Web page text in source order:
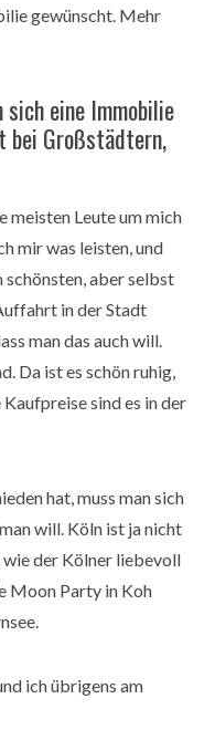
gewünscht. Mehr
sich eine Immobilie
bei Großstädtern,
meisten Leute um mich
mir was leisten, und
aber selbst
in der Stadt
man das auch will.
Da ist es schön ruhig,
sind es in der
hat, muss man sich
will. Köln ist ja nicht
wie der Kölner liebevoll
Moon Party in Koh
ich übrigens am